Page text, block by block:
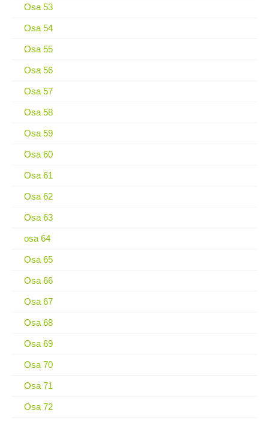
Osa 53
Osa 54
Osa 55
Osa 56
Osa 57
Osa 58
Osa 59
Osa 60
Osa 61
Osa 62
Osa 63
osa 64
Osa 65
Osa 66
Osa 67
Osa 68
Osa 69
Osa 70
Osa 71
Osa 72